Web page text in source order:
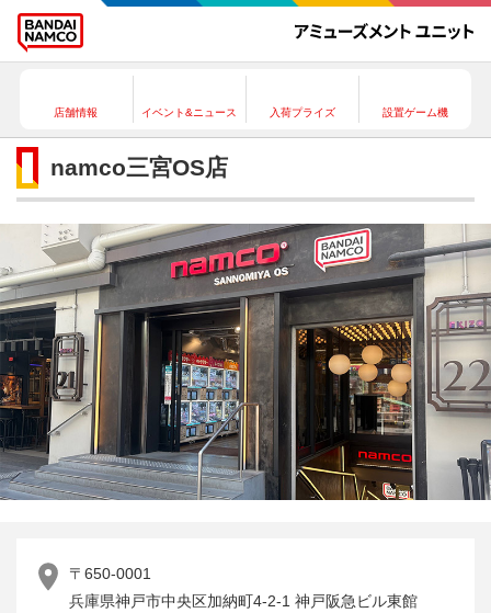
店舗情報 イベント&ニュース 入荷プライズ 設置ゲーム機
namco三宮OS店
〒650-0001
兵庫県神戸市中央区加納町4-2-1 神戸阪急ビル東館